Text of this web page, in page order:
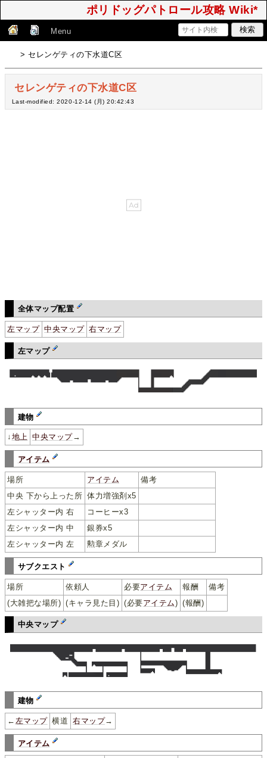
ポリドッグパトロール攻略 Wiki*
Menu
> セレンゲティの下水道C区
セレンゲティの下水道C区
Last-modified: 2020-12-14 (月) 20:42:43
全体マップ配置
左マップ 中央マップ 右マップ
左マップ
建物
↓ 地上 中央マップ→
アイテム
場所 アイテム
備考
中央 下から上った所 体力増強剤x5
左シャッター内 右
コーヒーx3
左シャッター内 中
銀券x5
左シャッター内 左
勲章メダル
サブクエスト
場所 依頼人 必要アイテム 報酬
備考
(大雑把な場所) (キャラ見た目) (必要アイテム) (報酬)
中央マップ
建物
← 左マップ 横道 右マップ→
アイテム